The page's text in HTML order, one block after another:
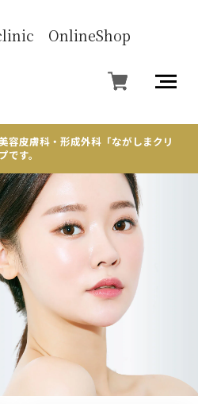
容皮膚科・形成外科「ながしまクリ
す。
OnlineShop